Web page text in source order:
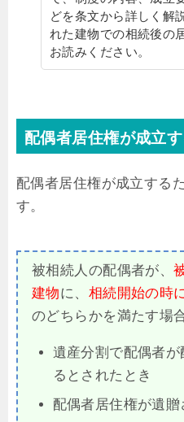
どを条文から詳しく解
れた建物での相続後の
お読みください。
配偶者居住権が成立
配偶者居住権が成立する
す。
被相続人の配偶者が、
建物に、 相続開始の時
のどちらかを満たす場
遺産分割で配偶者
るとされたとき
配偶者居住権が遺贈